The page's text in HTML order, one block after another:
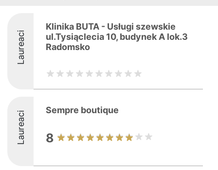
Laureaci
Klinika BUTA - Usługi szewskie
ul.Tysiąclecia 10, budynek A lok.3
Radomsko
Laureaci Sempre boutique
8